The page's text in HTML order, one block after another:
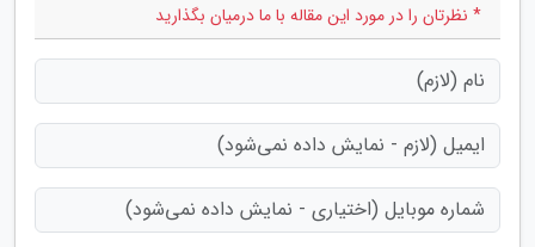
* نظرتان را در مورد این مقاله با ما درمیان بگذارید